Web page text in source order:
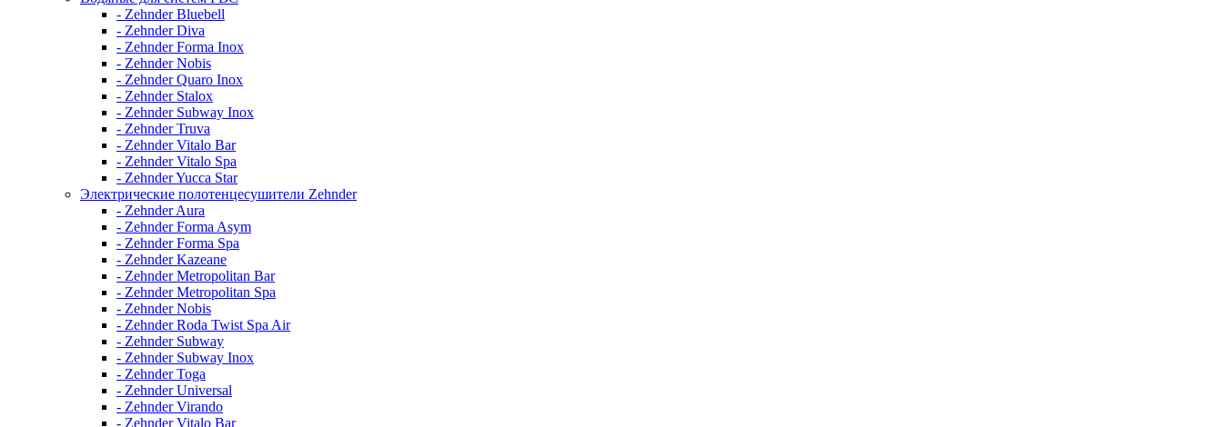
- Zehnder Bluebell
- Zehnder Diva
- Zehnder Forma Inox
- Zehnder Nobis
- Zehnder Quaro Inox
- Zehnder Stalox
- Zehnder Subway Inox
- Zehnder Truva
- Zehnder Vitalo Bar
- Zehnder Vitalo Spa
- Zehnder Yucca Star
Электрические полотенцесушители Zehnder
- Zehnder Aura
- Zehnder Forma Asym
- Zehnder Forma Spa
- Zehnder Kazeane
- Zehnder Metropolitan Bar
- Zehnder Metropolitan Spa
- Zehnder Nobis
- Zehnder Roda Twist Spa Air
- Zehnder Subway
- Zehnder Subway Inox
- Zehnder Toga
- Zehnder Universal
- Zehnder Virando
- Zehnder Vitalo Bar